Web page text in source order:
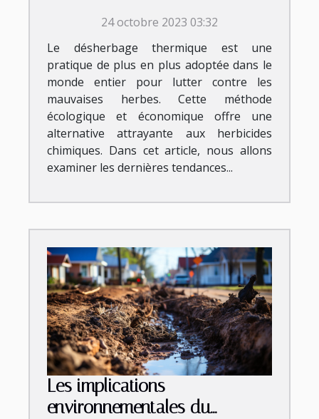
24 octobre 2023 03:32
Le désherbage thermique est une
pratique de plus en plus adoptée dans le
monde entier pour lutter contre les
mauvaises herbes. Cette méthode
écologique et économique offre une
alternative attrayante aux herbicides
chimiques. Dans cet article, nous allons
examiner les dernières tendances...
Les implications
environnementales du